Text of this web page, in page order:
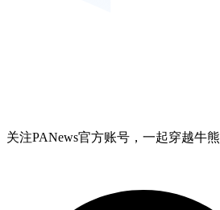
关注PANews官方账号，一起穿越牛熊